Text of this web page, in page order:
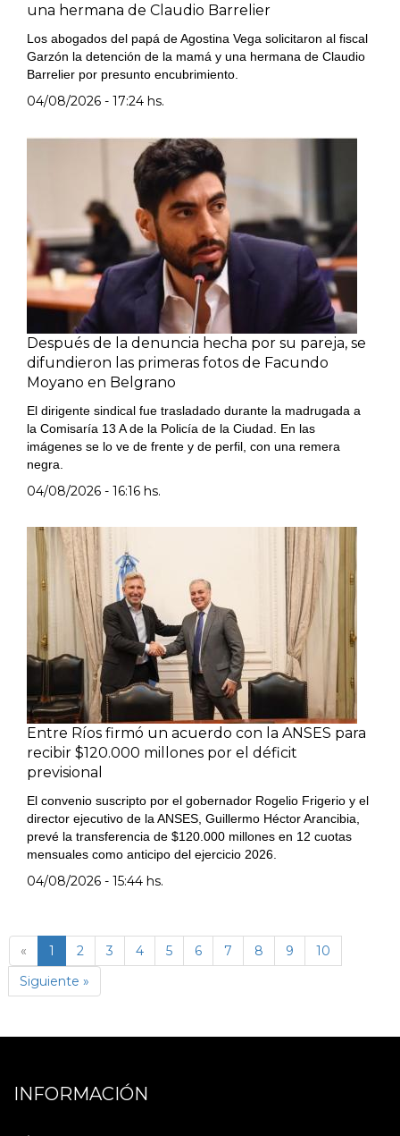
una hermana de Claudio Barrelier
Los abogados del papá de Agostina Vega solicitaron al fiscal
Garzón la detención de la mamá y una hermana de Claudio
Barrelier por presunto encubrimiento.
04/08/2026 - 17:24 hs.
Después de la denuncia hecha por su pareja, se
difundieron las primeras fotos de Facundo
Moyano en Belgrano
El dirigente sindical fue trasladado durante la madrugada a
la Comisaría 13 A de la Policía de la Ciudad. En las
imágenes se lo ve de frente y de perfil, con una remera
negra.
04/08/2026 - 16:16 hs.
Entre Ríos firmó un acuerdo con la ANSES para
recibir $120.000 millones por el déficit
previsional
El convenio suscripto por el gobernador Rogelio Frigerio y el
director ejecutivo de la ANSES, Guillermo Héctor Arancibia,
prevé la transferencia de $120.000 millones en 12 cuotas
mensuales como anticipo del ejercicio 2026.
04/08/2026 - 15:44 hs.
« 1 (página
actual)
2 3 4 5 6 7 8 9
10
Siguiente »
INFORMACIÓN